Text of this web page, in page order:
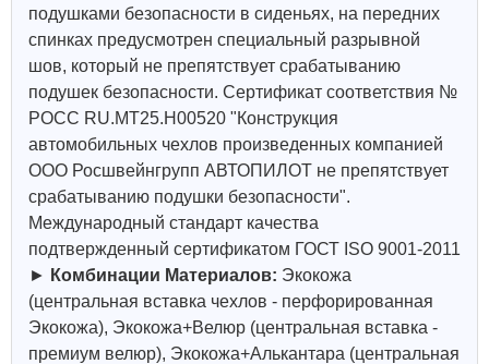
подушками безопасности в сиденьях, на передних
спинках предусмотрен специальный разрывной
шов, который не препятствует срабатыванию
подушек безопасности. Сертификат соответствия №
РОСС RU.МТ25.Н00520 "Конструкция
автомобильных чехлов произведенных компанией
ООО Росшвейнгрупп АВТОПИЛОТ не препятствует
срабатыванию подушки безопасности".
Международный стандарт качества
подтвержденный сертификатом ГОСТ ISO 9001-2011
► Комбинации Материалов: Экокожа
(центральная вставка чехлов - перфорированная
Экокожа), Экокожа+Велюр (центральная вставка -
премиум велюр), Экокожа+Алькантара (центральная